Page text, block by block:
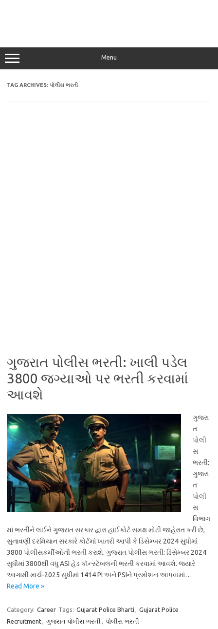
Menu
TAG ARCHIVES: પોલીસ ભરતી
ગુજરાત પોલીસ ભરતી: ખાલી પડેલ
3800 જગ્યાઓ પર ભરતી કરવામાં
આવશે
ગુજરા
ત
પોલી
સ
ભરતી:
ગુજરા
ત
પોલી
સ
વિભાગ
માં ભરતીને લઈને ગુજરાત સરકાર દ્વારા હાઈકોર્ટ સમક્ષ મોટી જાહેરાત કરી છે,
સુનાવણી દરમિયાન સરકારે કોર્ટમાં ખાતરી આપી કે ડિસેમ્બર 2024 સુધીમાં
3800 પોલીસકર્મીઓની ભરતી કરાશે. ગુજરાત પોલીસ ભરતી: ડિસેમ્બર 2024
સુધીમાં 3800થી વધુ ASI હેડ કૉન્સ્ટેબલની ભરતી કરવામાં આવશે. જ્યારે
આગામી માર્ચ-2025 સુધીમાં 1414 PI અને PSIને પ્રમોશન આપવામાં…
Read More »
Category: Career Tags: Gujarat Police Bharti , Gujarat Police
Recruitment, ગુજરાત પોલીસ ભરતી , પોલીસ ભરતી